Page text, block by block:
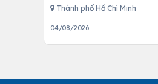
Thành phố Hồ Chí Minh
04/08/2026